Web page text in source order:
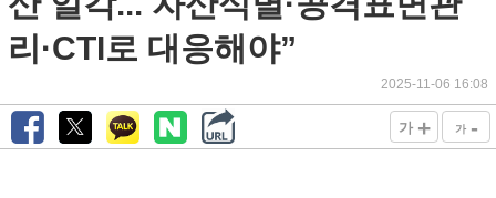
리·CTI로 대응해야”
2025-11-06 16:08
가 + 가 -